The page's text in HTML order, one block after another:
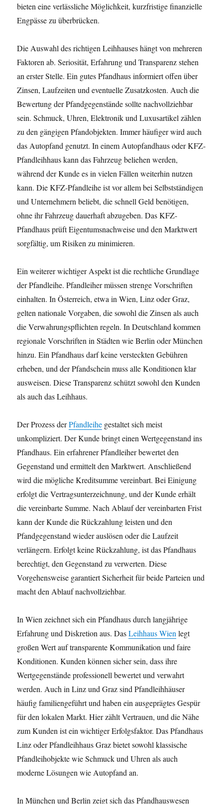
bieten eine verlässliche Möglichkeit, kurzfristige finanzielle
Engpässe zu überbrücken.
Die Auswahl des richtigen Leihhauses hängt von mehreren
Faktoren ab. Seriosität, Erfahrung und Transparenz stehen
an erster Stelle. Ein gutes Pfandhaus informiert offen über
Zinsen, Laufzeiten und eventuelle Zusatzkosten. Auch die
Bewertung der Pfandgegenstände sollte nachvollziehbar
sein. Schmuck, Uhren, Elektronik und Luxusartikel zählen
zu den gängigen Pfandobjekten. Immer häufiger wird auch
das Autopfand genutzt. In einem Autopfandhaus oder KFZ-
Pfandleihhaus kann das Fahrzeug beliehen werden,
während der Kunde es in vielen Fällen weiterhin nutzen
kann. Die KFZ-Pfandleihe ist vor allem bei Selbstständigen
und Unternehmern beliebt, die schnell Geld benötigen,
ohne ihr Fahrzeug dauerhaft abzugeben. Das KFZ-
Pfandhaus prüft Eigentumsnachweise und den Marktwert
sorgfältig, um Risiken zu minimieren.
Ein weiterer wichtiger Aspekt ist die rechtliche Grundlage
der Pfandleihe. Pfandleiher müssen strenge Vorschriften
einhalten. In Österreich, etwa in Wien, Linz oder Graz,
gelten nationale Vorgaben, die sowohl die Zinsen als auch
die Verwahrungspflichten regeln. In Deutschland kommen
regionale Vorschriften in Städten wie Berlin oder München
hinzu. Ein Pfandhaus darf keine versteckten Gebühren
erheben, und der Pfandschein muss alle Konditionen klar
ausweisen. Diese Transparenz schützt sowohl den Kunden
als auch das Leihhaus.
Der Prozess derPfandleihe gestaltet sich meist
unkompliziert. Der Kunde bringt einen Wertgegenstand ins
Pfandhaus. Ein erfahrener Pfandleiher bewertet den
Gegenstand und ermittelt den Marktwert. Anschließend
wird die mögliche Kreditsumme vereinbart. Bei Einigung
erfolgt die Vertragsunterzeichnung, und der Kunde erhält
die vereinbarte Summe. Nach Ablauf der vereinbarten Frist
kann der Kunde die Rückzahlung leisten und den
Pfandgegenstand wieder auslösen oder die Laufzeit
verlängern. Erfolgt keine Rückzahlung, ist das Pfandhaus
berechtigt, den Gegenstand zu verwerten. Diese
Vorgehensweise garantiert Sicherheit für beide Parteien und
macht den Ablauf nachvollziehbar.
In Wien zeichnet sich ein Pfandhaus durch langjährige
Erfahrung und Diskretion aus. DasLeihhaus Wien legt
großen Wert auf transparente Kommunikation und faire
Konditionen. Kunden können sicher sein, dass ihre
Wertgegenstände professionell bewertet und verwahrt
werden. Auch in Linz und Graz sind Pfandleihhäuser
häufig familiengeführt und haben ein ausgeprägtes Gespür
für den lokalen Markt. Hier zählt Vertrauen, und die Nähe
zum Kunden ist ein wichtiger Erfolgsfaktor. Das Pfandhaus
Linz oder Pfandleihhaus Graz bietet sowohl klassische
Pfandleihobjekte wie Schmuck und Uhren als auch
moderne Lösungen wie Autopfand an.
In München und Berlin zeigt sich das Pfandhauswesen